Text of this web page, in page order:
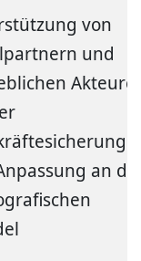
von
und
an